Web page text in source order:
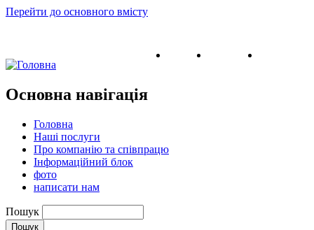
Перейти до основного вмісту
English Ukrainian
Основна навігація
Головна
Наші послуги
Про компанію та співпрацю
Інформаційний блок
фото
написати нам
Пошук